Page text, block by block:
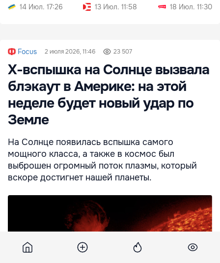
14 Июл. 17:26
13 Июл. 11:58
18 Июл. 11:30
Focus 2 июля 2026, 11:46 23 507
Х-вспышка на Солнце вызвала
блэкаут в Америке: на этой
неделе будет новый удар по
Земле
На Солнце появилась вспышка самого
мощного класса, а также в космос был
выброшен огромный поток плазмы, который
вскоре достигнет нашей планеты.